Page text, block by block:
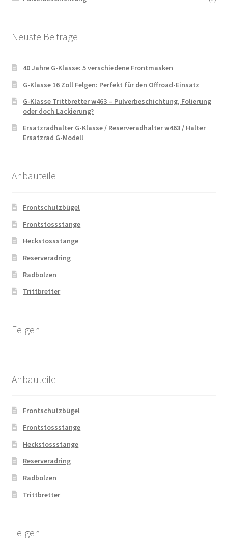
Neuste Beitrage
40 Jahre G-Klasse: 5 verschiedene Frontmasken
G-Klasse 16 Zoll Felgen: Perfekt für den Offroad-Einsatz
G-Klasse Trittbretter w463 – Pulverbeschichtung, Folierung
oder doch Lackierung?
Ersatzradhalter G-Klasse / Reserveradhalter w463 / Halter
Ersatzrad G-Modell
Anbauteile
Frontschutzbügel
Frontstossstange
Heckstossstange
Reserveradring
Radbolzen
Trittbretter
Felgen
Anbauteile
Frontschutzbügel
Frontstossstange
Heckstossstange
Reserveradring
Radbolzen
Trittbretter
Felgen